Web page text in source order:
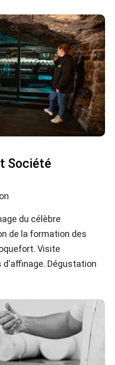
Société
du célèbre
de la formation des
Visite
Dégustation